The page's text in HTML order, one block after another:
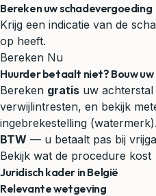
Bereken uw schadevergoeding
Krijg een indicatie van de
op heeft.
Bereken Nu
Huurder betaalt niet? Bouw
Bereken gratis uw achterstal
verwijlintresten, en bekijk
ingebrekestelling
BTW — u betaalt pas bij
Bekijk wat de procedure kost
Juridisch kader in België
Relevante wetgeving